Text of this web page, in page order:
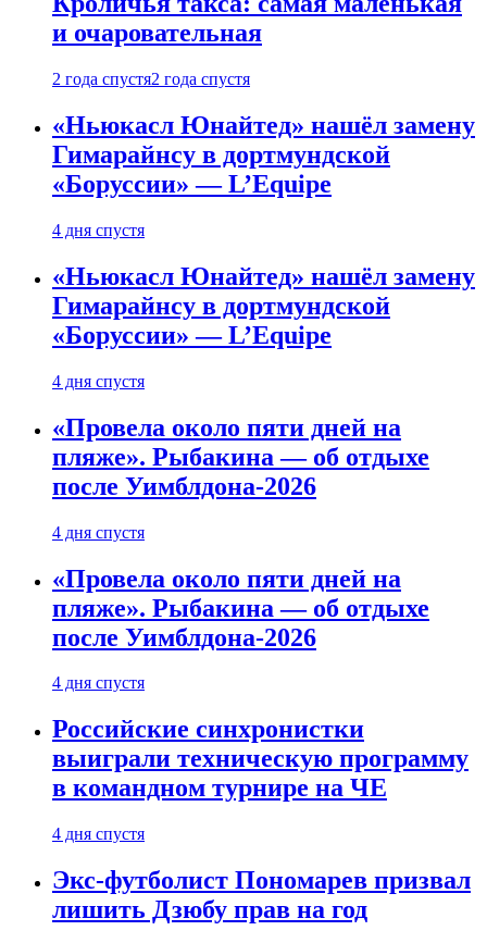
и очаровательная
2 года спустя2 года спустя
«Ньюкасл Юнайтед» нашёл замену
Гимарайнсу в дортмундской
«Боруссии» — L’Equipe
4 дня спустя
«Ньюкасл Юнайтед» нашёл замену
Гимарайнсу в дортмундской
«Боруссии» — L’Equipe
4 дня спустя
«Провела около пяти дней на
пляже». Рыбакина — об отдыхе
после Уимблдона-2026
4 дня спустя
«Провела около пяти дней на
пляже». Рыбакина — об отдыхе
после Уимблдона-2026
4 дня спустя
Российские синхронистки
выиграли техническую программу
в командном турнире на ЧЕ
4 дня спустя
Экс-футболист Пономарев призвал
лишить Дзюбу прав на год